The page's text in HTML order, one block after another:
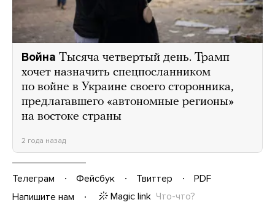
Война Тысяча четвертый день. Трамп
хочет назначить спецпосланником
по войне в Украине своего сторонника,
предлагавшего «автономные регионы»
на востоке страны
2 года назад
Телеграм Фейсбук Твиттер
PDF
Напишите нам
Magic link Что-что?